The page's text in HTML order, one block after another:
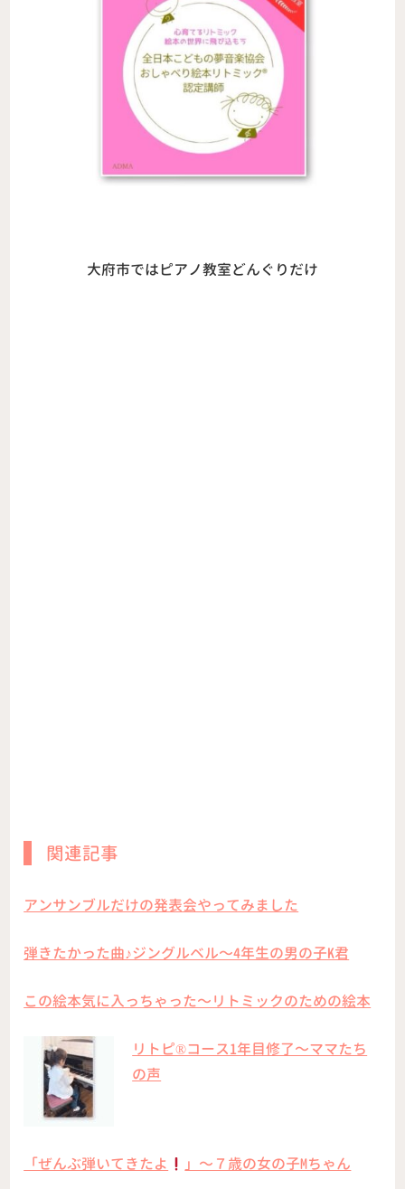
大府市ではピアノ教室どんぐりだけ
関連記事
アンサンブルだけの発表会やってみました
弾きたかった曲♪ジングルベル〜4年生の男の子K君
この絵本気に入っちゃった〜リトミックのための絵本
リトピ®︎コース1年目修了〜ママたち
の声
「ぜんぶ弾いてきたよ 」〜７歳の女の子Mちゃん